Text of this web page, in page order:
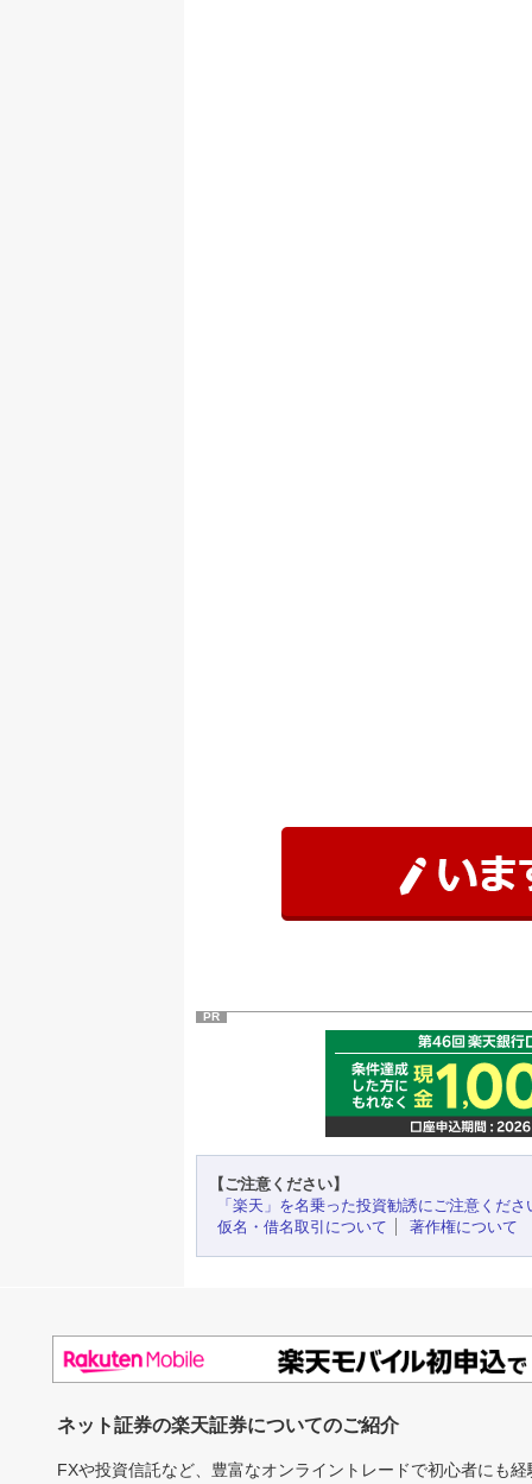
PR
【ご注意ください】
「楽天」を名乗った投資勧誘にご注意くださ
仮名・借名取引について
著作権について
ネット証券の楽天証券についてのご紹介
FXや投資信託など、豊富なオンライントレードで初心者にも